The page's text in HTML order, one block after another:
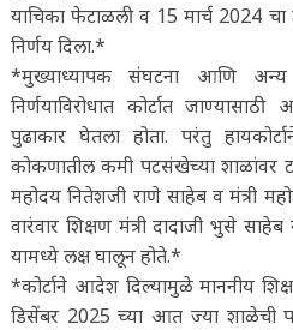
याचिका फेटाळली व 15 मार्च 2024
निर्णय दिला.*
*मुख्याध्यापक संघटना आणि अन्य
निर्णयाविरोधात कोर्टात जाण्यासाठी
पुढाकार घेतला होता. परंतु
कोकणातील कमी पटसंखेच्या शाळांवर
महोदय नितेशजी राणे साहेब व मंत्री
वारंवार शिक्षण मंत्री दादाजी भुसे
यामध्ये लक्ष घालून होते.*
*कोर्टाने आदेश दिल्यामुळे माननीय
डिसेंबर 2025 च्या आत ज्या शाळेची